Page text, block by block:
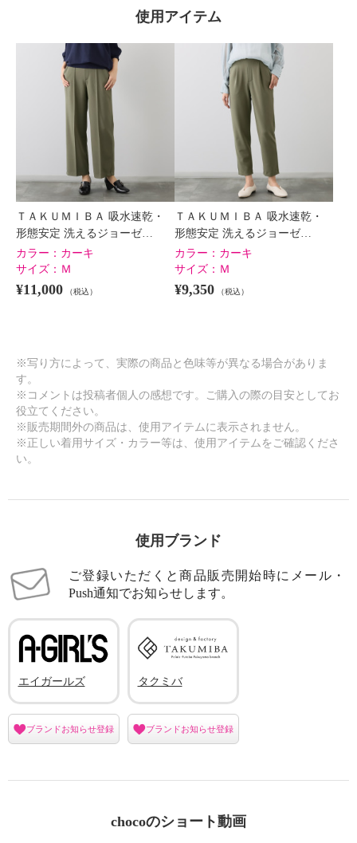
使用アイテム
ＴＡＫＵＭＩＢＡ 吸水速乾・
形態安定 洗えるジョーゼ…
カラー： カーキ
サイズ： Ｍ
¥11,000 （税込）
ＴＡＫＵＭＩＢＡ 吸水速乾・
形態安定 洗えるジョーゼ…
カラー： カーキ
サイズ： Ｍ
¥9,350 （税込）
※写り方によって、実際の商品と色味等が異なる場合がありま
す。
※コメントは投稿者個人の感想です。ご購入の際の目安としてお
役立てください。
※販売期間外の商品は、使用アイテムに表示されません。
※正しい着用サイズ・カラー等は、使用アイテムをご確認くださ
い。
使用ブランド
ご登録いただくと商品販売開始時にメール・
Push通知でお知らせします。
エイガールズ
ブランドお知らせ登録
タクミバ
ブランドお知らせ登録
chocoのショート動画